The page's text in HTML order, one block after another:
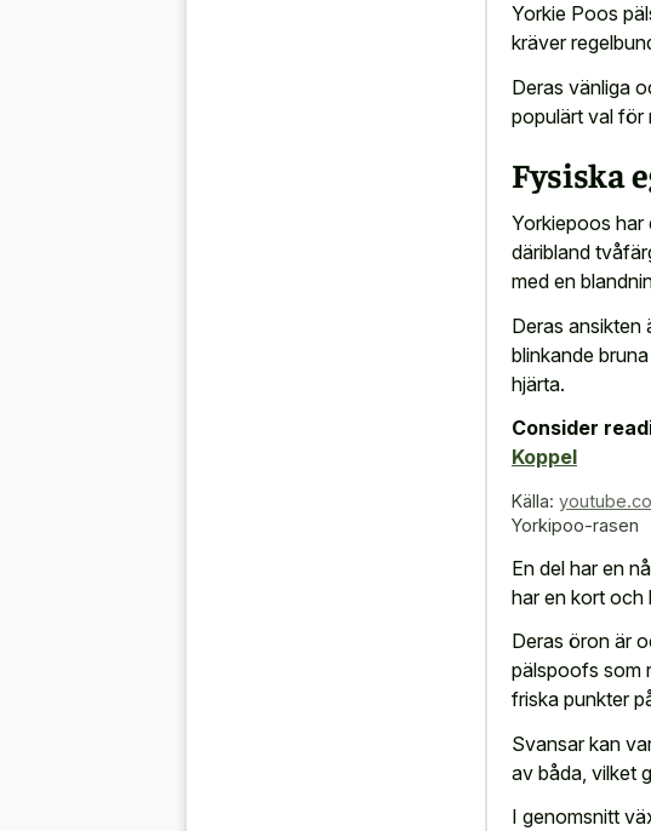
Yorkie Poos
kräver
Deras vänliga
populärt val för
Fysiska
Yorkiepoos har
däribland
med en
Deras ansikten
blinkande
hjärta.
Consider
Koppel
Källa:
Yorkipoo-rasen
En del har en
har en kort och
Deras öron är
pälspoofs som
friska punkter
Svansar kan
av båda, vilket
I genomsnitt